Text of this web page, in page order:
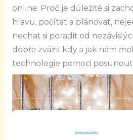
online. Proč je důležité si
hlavu, počítat a plánovat,
nechat si poradit od
dobře zvážit kdy a jak nám
technologie pomoci posunout